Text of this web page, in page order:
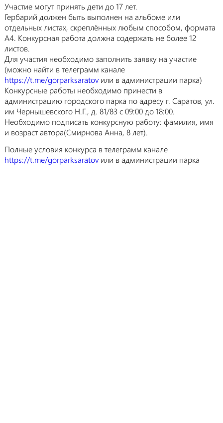
Участие могут принять дети до 17 лет.
Гербарий должен быть выполнен на альбоме или
отдельных листах, скреплённых любым способом, формата
А4. Конкурсная работа должна содержать не более 12
листов.
Для участия необходимо заполнить заявку на участие
(можно найти в телеграмм канале
https://t.me/gorparksaratovили в администрации парка)
Конкурсные работы необходимо принести в
администрацию городского парка по адресу г. Саратов, ул.
им Чернышевского Н.Г., д. 81/83 с 09:00 до 18:00.
Необходимо подписать конкурсную работу: фамилия, имя
и возраст автора(Смирнова Анна, 8 лет).
Полные условия конкурса в телеграмм канале
https://t.me/gorparksaratovили в администрации парка